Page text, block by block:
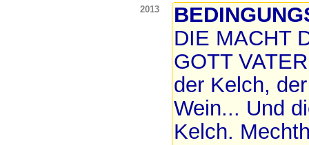
2013
DIE MACHT
GOTT
der Kelch,
Wein... Und
Kelch.